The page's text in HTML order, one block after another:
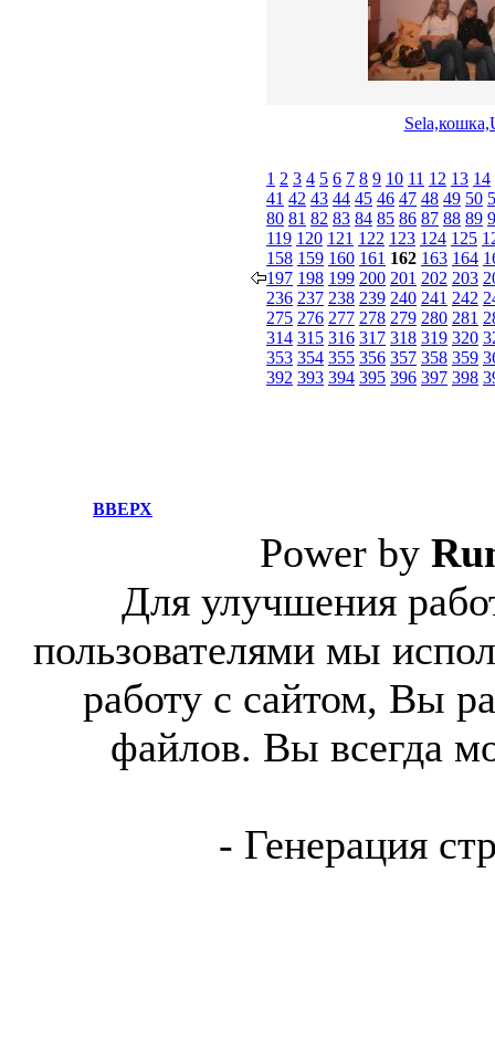
1 2 3 4 5 6 7 8 9 10 11 12 13 14
41 42 43 44 45 46 47 48 49 50
80 81 82 83 84 85 86 87 88 89
119 120 121 122 123 124 125
158 159 160 161 162 163 164
197 198 199 200 201 202 203
236 237 238 239 240 241 242
275 276 277 278 279 280 281
314 315 316 317 318 319 320
353 354 355 356 357 358 359
392 393 394 395 396 397 398
ВВЕРХ
Power by
Для улучшения
пользователями мы
работу с сайтом, Вы
файлов. Вы всегда
- Генерация